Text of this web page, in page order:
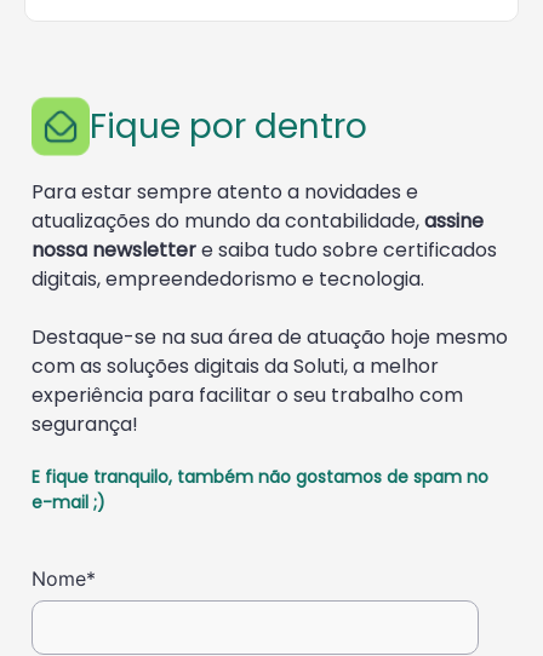
Fique por dentro
Para estar sempre atento a novidades e
atualizações do mundo da contabilidade,assine
nossa newslettere saiba tudo sobre certificados
digitais, empreendedorismo e tecnologia.
Destaque-se na sua área de atuação hoje mesmo
com as soluções digitais da Soluti, a melhor
experiência para facilitar o seu trabalho com
segurança!
E fique tranquilo, também não gostamos de spam no
e-mail ;)
Nome*